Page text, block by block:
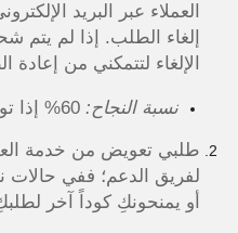
العملاء عبر البريد
إلغاء الطلب. إذا لم يتم
الإلغاء لتتمكني من
نسبة النجاح: 60% إذا
طلبي تعويض من خدمة
لفريق الدعم؛ ففي حالات
أو يمنحونكِ كوداً آخر